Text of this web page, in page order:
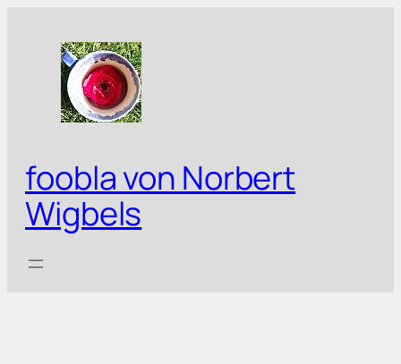
springen
foobla von Norbert
Wigbels